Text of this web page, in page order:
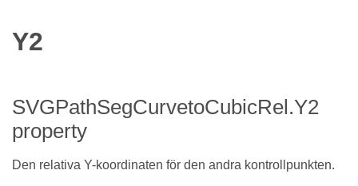
Y2
SVGPathSegCurvetoCubicRel.Y2
property
Den relativa Y-koordinaten för den andra kontrollpunkten.